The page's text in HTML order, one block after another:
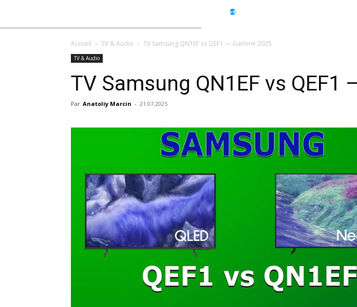
Accueil TV & Audio TV Samsung QN1EF vs QEF1 — Gamme 2025
TV & Audio
TV Samsung QN1EF vs QEF1
Par Anatoliy Marcin - 21.07.2025